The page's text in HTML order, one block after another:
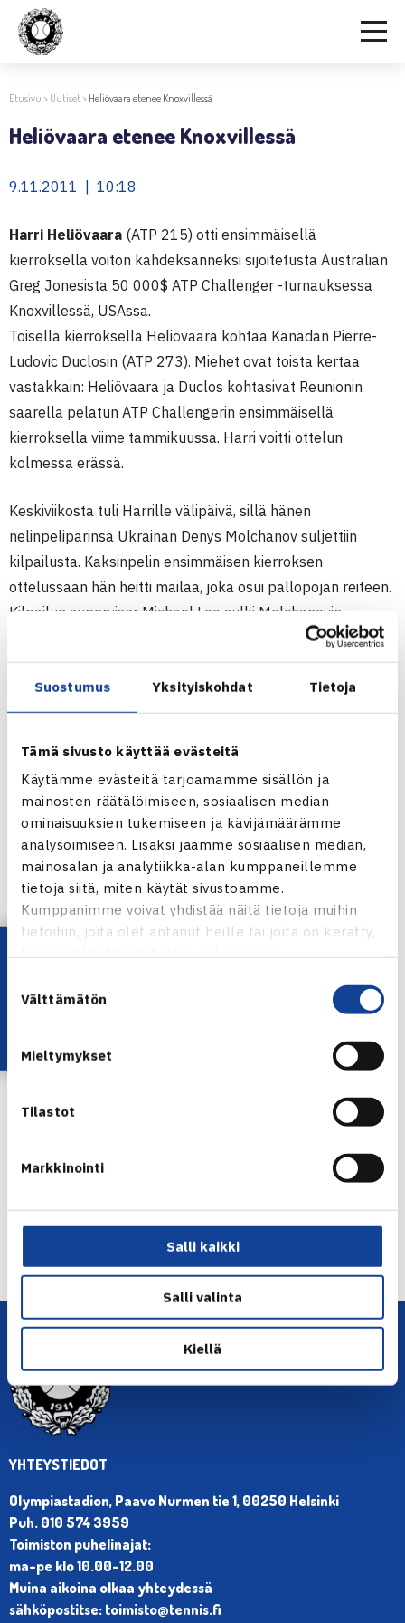
Suostumus Yksityiskohdat Tietoja
Tämä sivusto käyttää evästeitä
Käytämme evästeitä tarjoamamme sisällön ja
mainosten räätälöimiseen, sosiaalisen median
ominaisuuksien tukemiseen ja kävijämäärämme
analysoimiseen. Lisäksi jaamme sosiaalisen median,
mainosalan ja analytiikka-alan kumppaneillemme
tietoja siitä, miten käytät sivustoamme.
Kumppanimme voivat yhdistää näitä tietoja muihin
tietoihin, joita olet antanut heille tai joita on kerätty,
valinta
Välttämätön
Mieltymykset
Tilastot
Markkinointi
Salli kaikki
Salli valinta
Kiellä
Etusivu > Uutiset> Heliövaara etenee Knoxvillessä
Heliövaara etenee Knoxvillessä
9.11.2011 | 10:18
Harri Heliövaara (ATP 215) otti ensimmäisellä
kierroksella voiton kahdeksanneksi sijoitetusta Australian
Greg Jonesista 50 000$ ATP Challenger -turnauksessa
Knoxvillessä, USAssa.
Toisella kierroksella Heliövaara kohtaa Kanadan Pierre-
Ludovic Duclosin (ATP 273). Miehet ovat toista kertaa
vastakkain: Heliövaara ja Duclos kohtasivat Reunionin
saarella pelatun ATP Challengerin ensimmäisellä
kierroksella viime tammikuussa. Harri voitti ottelun
kolmessa erässä.
Keskiviikosta tuli Harrille välipäivä, sillä hänen
nelinpeliparinsa Ukrainan Denys Molchanov suljettiin
kilpailusta. Kaksinpelin ensimmäisen kierroksen
ottelussaan hän heitti mailaa, joka osui pallopojan reiteen.
Kilpailun supervisor Michael Loo sulki Molchanovin
kilpailusta; Heliövaara ja Mochanov olivat nelinpelin
neljänneksi sijoitettuja ja heidän ensimmäisen kierroksen
ottelunsa olisi ollut ohjelmassa keskiviikkona.(RN)
7.-13.11.2011 Knoxville, USA
Kaksinpeli
1.kierrosta: Harri Heliövaara – Greg Jones Australia (8.) 57
64 63
Knoxvillen ATP Challengerin verkkosivut
Harri Heliövaaran verkkosivut
← Edellinen
Seuraava uutinen: IPP Openin ensimmäinen… →
Lataa OmaTennis!
YHTEYSTIEDOT
Olympiastadion, Paavo Nurmen tie 1, 00250 Helsinki
Puh. 010 574 3959
Toimiston puhelinajat:
ma-pe klo 10.00-12.00
Muina aikoina olkaa yhteydessä
sähköpostitse: toimisto@tennis.fi